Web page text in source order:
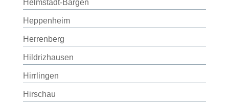
Helmstadt-Bargen
Heppenheim
Herrenberg
Hildrizhausen
Hirrlingen
Hirschau